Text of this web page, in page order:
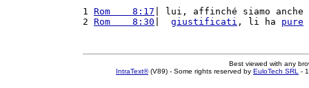
1 Rom    8:17 | lui, affinché siamo anche
2 Rom    8:30 giustificati , li ha pure
Best viewed with any
IntraText®(V89) - Some rights reserved by EuloTech SRL -